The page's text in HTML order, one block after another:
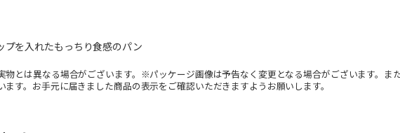
プを入れたもっちり食感のパン
物とは異なる場合がございます。※パッケージ画像は予告なく変更となる場合がございます。ま
ます。お手元に届きました商品の表示をご確認いただきますようお願いします。